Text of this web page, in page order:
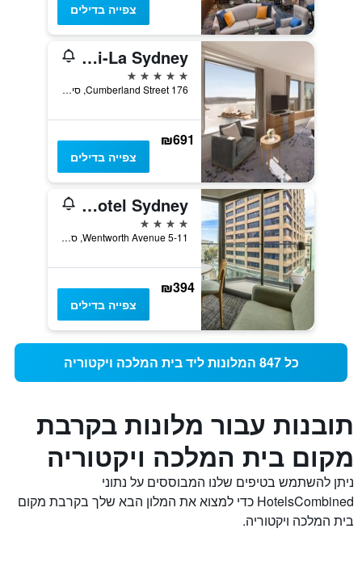
צפייה בדילים
Shangri-La Sydney
5 כוכבים
176 Cumberland Street, סידני, NSW, אוסטרליה
₪691
צפייה בדילים
Song Hotel Sydney
4 כוכבים
5-11 Wentworth Avenue, סידני, NSW, אוסטרליה
₪394
צפייה בדילים
כל 847 המלונות ליד בית המלכה ויקטוריה
תובנות עבור מלונות בקרבת
מקום בית המלכה ויקטוריה
ניתן להשתמש בטיפים שלנו המבוססים על נתוני
HotelsCombined כדי למצוא את המלון הבא שלך בקרבת מקום
בית המלכה ויקטוריה.